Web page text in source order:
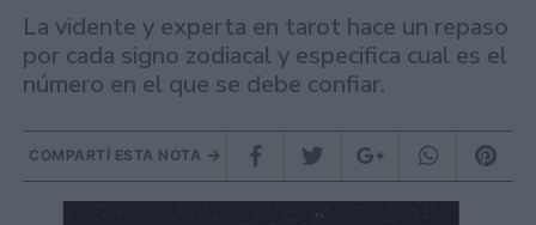
La vidente y experta en tarot hace un repaso
por cada signo zodiacal y especifica cual es el
número en el que se debe confiar.
COMPARTÍ ESTA NOTA